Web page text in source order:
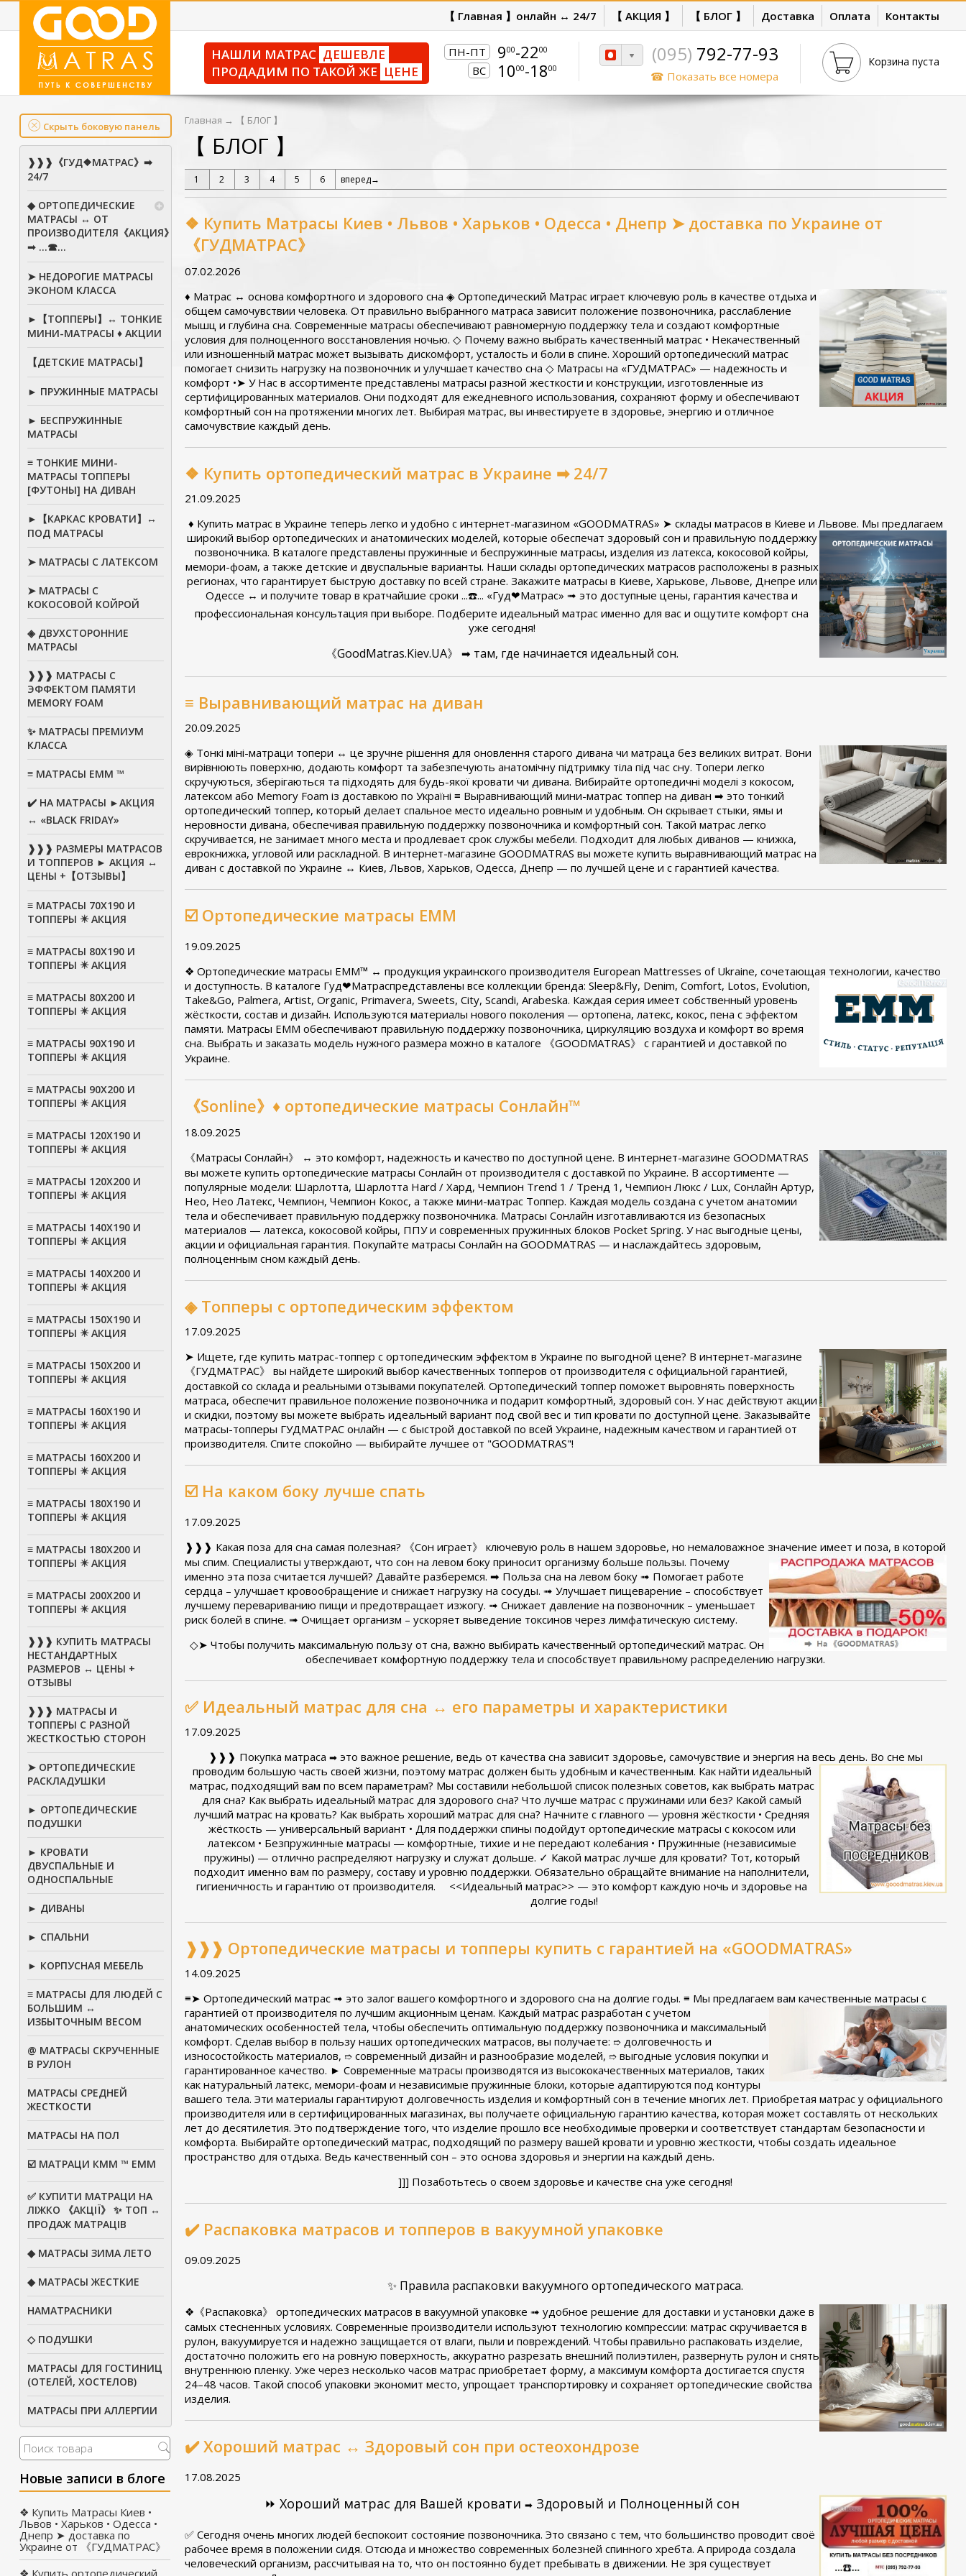
【 Главная 】онлайн ↔ 24/7 【 АКЦИЯ 】 【 БЛОГ 】 Доставка Оплата Контакты
Корзина пуста
(095) 792-77-93
☎ Показать все номера
ПН-ПТ 900-2200
ВС 1000-1800
НАШЛИ МАТРАС ДЕШЕВЛЕ
ПРОДАДИМ ПО ТАКОЙ ЖЕ ЦЕНЕ
Скрыть боковую панель
❱❱❱《ГУД❖МАТРАС》➡
24/7
◆ ОРТОПЕДИЧЕСКИЕ
МАТРАСЫ ↔ ОТ
ПРОИЗВОДИТЕЛЯ《АКЦИЯ》
➟ ...☎...
➤ НЕДОРОГИЕ МАТРАСЫ
ЭКОНОМ КЛАССА
►【ТОППЕРЫ】↔ ТОНКИЕ
МИНИ-МАТРАСЫ ♦ АКЦИИ
【ДЕТСКИЕ МАТРАСЫ】
► ПРУЖИННЫЕ МАТРАСЫ
► БЕСПРУЖИННЫЕ
МАТРАСЫ
≡ ТОНКИЕ МИНИ-
МАТРАСЫ ТОППЕРЫ
[ФУТОНЫ] НА ДИВАН
►【КАРКАС КРОВАТИ】↔
ПОД МАТРАСЫ
➤ МАТРАСЫ С ЛАТЕКСОМ
➤ МАТРАСЫ С
КОКОСОВОЙ КОЙРОЙ
◈ ДВУХСТОРОННИЕ
МАТРАСЫ
❱❱❱ МАТРАСЫ С
ЭФФЕКТОМ ПАМЯТИ
MEMORY FOAM
✨ МАТРАСЫ ПРЕМИУМ
КЛАССА
≡ МАТРАСЫ ЕММ ™
✔️ НА МАТРАСЫ ►АКЦИЯ
↔ «BLACK FRIDAY»
❱❱❱ РАЗМЕРЫ МАТРАСОВ
И ТОППЕРОВ ► АКЦИЯ ↔
ЦЕНЫ +【ОТЗЫВЫ】
≡ МАТРАСЫ 70Х190 И
ТОППЕРЫ ✴️ АКЦИЯ
≡ МАТРАСЫ 80X190 И
ТОППЕРЫ ✴️ АКЦИЯ
≡ МАТРАСЫ 80Х200 И
ТОППЕРЫ ✴️ АКЦИЯ
≡ МАТРАСЫ 90Х190 И
ТОППЕРЫ ✴️ АКЦИЯ
≡ МАТРАСЫ 90Х200 И
ТОППЕРЫ ✴️ АКЦИЯ
≡ МАТРАСЫ 120Х190 И
ТОППЕРЫ ✴️ АКЦИЯ
≡ МАТРАСЫ 120Х200 И
ТОППЕРЫ ✴️ АКЦИЯ
≡ МАТРАСЫ 140Х190 И
ТОППЕРЫ ✴️ АКЦИЯ
≡ МАТРАСЫ 140Х200 И
ТОППЕРЫ ✴️ АКЦИЯ
≡ МАТРАСЫ 150Х190 И
ТОППЕРЫ ✴️ АКЦИЯ
≡ МАТРАСЫ 150Х200 И
ТОППЕРЫ ✴️ АКЦИЯ
≡ МАТРАСЫ 160Х190 И
ТОППЕРЫ ✴️ АКЦИЯ
≡ МАТРАСЫ 160Х200 И
ТОППЕРЫ ✴️ АКЦИЯ
≡ МАТРАСЫ 180Х190 И
ТОППЕРЫ ✴️ АКЦИЯ
≡ МАТРАСЫ 180Х200 И
ТОППЕРЫ ✴️ АКЦИЯ
≡ МАТРАСЫ 200Х200 И
ТОППЕРЫ ✴️ АКЦИЯ
❱❱❱ КУПИТЬ МАТРАСЫ
НЕСТАНДАРТНЫХ
РАЗМЕРОВ ↔ ЦЕНЫ +
ОТЗЫВЫ
❱❱❱ МАТРАСЫ И
ТОППЕРЫ С РАЗНОЙ
ЖЕСТКОСТЬЮ СТОРОН
➤ ОРТОПЕДИЧЕСКИЕ
РАСКЛАДУШКИ
► ОРТОПЕДИЧЕСКИЕ
ПОДУШКИ
► КРОВАТИ
ДВУСПАЛЬНЫЕ И
ОДНОСПАЛЬНЫЕ
► ДИВАНЫ
► СПАЛЬНИ
► КОРПУСНАЯ МЕБЕЛЬ
≡ МАТРАСЫ ДЛЯ ЛЮДЕЙ С
БОЛЬШИМ ↔
ИЗБЫТОЧНЫМ ВЕСОМ
@ МАТРАСЫ СКРУЧЕННЫЕ
В РУЛОН
МАТРАСЫ СРЕДНЕЙ
ЖЕСТКОСТИ
МАТРАСЫ НА ПОЛ
☑️ МАТРАЦИ КММ ™ ЕММ
✅ КУПИТИ МАТРАЦИ НА
ЛІЖКО 《АКЦІЇ》 ✨ ТОП ↔
ПРОДАЖ МАТРАЦІВ
◆ МАТРАСЫ ЗИМА ЛЕТО
◆ МАТРАСЫ ЖЕСТКИЕ
НАМАТРАСНИКИ
◇ ПОДУШКИ
МАТРАСЫ ДЛЯ ГОСТИНИЦ
(ОТЕЛЕЙ, ХОСТЕЛОВ)
МАТРАСЫ ПРИ АЛЛЕРГИИ
Новые записи в блоге
❖ Купить Матрасы Киев •
Львов • Харьков • Одесса •
Днепр ➤ доставка по
Украине от 《ГУДМАТРАС》
❖ Купить ортопедический
Главная → 【 БЛОГ 】
【 БЛОГ 】
1 2 3 4 5 6 вперед→
❖ Купить Матрасы Киев • Львов • Харьков • Одесса • Днепр ➤ доставка по Украине от
《ГУДМАТРАС》
07.02.2026
♦ Матрас ↔ основа комфортного и здорового сна ◈ Ортопедический Матрас играет ключевую роль в качестве отдыха и
общем самочувствии человека. От правильно выбранного матраса зависит положение позвоночника, расслабление
мышц и глубина сна. Современные матрасы обеспечивают равномерную поддержку тела и создают комфортные
условия для полноценного восстановления ночью. ◇ Почему важно выбрать качественный матрас • Некачественный
или изношенный матрас может вызывать дискомфорт, усталость и боли в спине. Хороший ортопедический матрас
помогает снизить нагрузку на позвоночник и улучшает качество сна ◇ Матрасы на «ГУДМАТРАС» — надежность и
комфорт •➤ У Нас в ассортименте представлены матрасы разной жесткости и конструкции, изготовленные из
сертифицированных материалов. Они подходят для ежедневного использования, сохраняют форму и обеспечивают
комфортный сон на протяжении многих лет. Выбирая матрас, вы инвестируете в здоровье, энергию и отличное
самочувствие каждый день.
❖ Купить ортопедический матрас в Украине ➡ 24/7
21.09.2025
♦ Купить матрас в Украине теперь легко и удобно с интернет-магазином «GOODMATRAS» ➤ склады матрасов в Киеве и Львове. Мы предлагаем
широкий выбор ортопедических и анатомических моделей, которые обеспечат здоровый сон и правильную поддержку
позвоночника. В каталоге представлены пружинные и беспружинные матрасы, изделия из латекса, кокосовой койры,
мемори-фоам, а также детские и двуспальные варианты. Наши склады ортопедических матрасов расположены в разных
регионах, что гарантирует быструю доставку по всей стране. Закажите матрасы в Киеве, Харькове, Львове, Днепре или
Одессе ↔ и получите товар в кратчайшие сроки ...☎️... «Гуд❤Матрас» ➟ это доступные цены, гарантия качества и
профессиональная консультация при выборе. Подберите идеальный матрас именно для вас и ощутите комфорт сна
уже сегодня!
《GoodMatras.Kiev.UA》 ➡ там, где начинается идеальный сон.
≡ Выравнивающий матрас на диван
20.09.2025
◈ Тонкі міні-матраци топери ↔ це зручне рішення для оновлення старого дивана чи матраца без великих витрат. Вони
вирівнюють поверхню, додають комфорт та забезпечують анатомічну підтримку тіла під час сну. Топери легко
скручуються, зберігаються та підходять для будь-якої кровати чи дивана. Вибирайте ортопедичні моделі з кокосом,
латексом або Memory Foam із доставкою по Україні ≡ Выравнивающий мини-матрас топпер на диван ➡ это тонкий
ортопедический топпер, который делает спальное место идеально ровным и удобным. Он скрывает стыки, ямы и
неровности дивана, обеспечивая правильную поддержку позвоночника и комфортный сон. Такой матрас легко
скручивается, не занимает много места и продлевает срок службы мебели. Подходит для любых диванов — книжка,
еврокнижка, угловой или раскладной. В интернет-магазине GOODMATRAS вы можете купить выравнивающий матрас на
диван с доставкой по Украине ↔ Киев, Львов, Харьков, Одесса, Днепр — по лучшей цене и с гарантией качества.
☑️ Ортопедические матрасы ЕММ
19.09.2025
❖ Ортопедические матрасы ЕММ™ ↔ продукция украинского производителя European Mattresses of Ukraine, сочетающая технологии, качество
и доступность. В каталоге Гуд❤Матраспредставлены все коллекции бренда: Sleep&Fly, Denim, Comfort, Lotos, Evolution,
Take&Go, Palmera, Artist, Organic, Primavera, Sweets, City, Scandi, Arabeska. Каждая серия имеет собственный уровень
жёсткости, состав и дизайн. Используются материалы нового поколения — ортопена, латекс, кокос, пена с эффектом
памяти. Матрасы ЕММ обеспечивают правильную поддержку позвоночника, циркуляцию воздуха и комфорт во время
сна. Выбрать и заказать модель нужного размера можно в каталоге 《GOODMATRAS》 с гарантией и доставкой по
Украине.
《Sonline》♦ ортопедические матрасы Сонлайн™
18.09.2025
《Матрасы Сонлайн》 ↔ это комфорт, надежность и качество по доступной цене. В интернет-магазине GOODMATRAS
вы можете купить ортопедические матрасы Сонлайн от производителя с доставкой по Украине. В ассортименте —
популярные модели: Шарлотта, Шарлотта Hard / Хард, Чемпион Trend 1 / Тренд 1, Чемпион Люкс / Lux, Сонлайн Артур,
Нео, Нео Латекс, Чемпион, Чемпион Кокос, а также мини-матрас Топпер. Каждая модель создана с учетом анатомии
тела и обеспечивает правильную поддержку позвоночника. Матрасы Сонлайн изготавливаются из безопасных
материалов — латекса, кокосовой койры, ППУ и современных пружинных блоков Pocket Spring. У нас выгодные цены,
акции и официальная гарантия. Покупайте матрасы Сонлайн на GOODMATRAS — и наслаждайтесь здоровым,
полноценным сном каждый день.
◈ Топперы с ортопедическим эффектом
17.09.2025
➤ Ищете, где купить матрас-топпер с ортопедическим эффектом в Украине по выгодной цене? В интернет-магазине
《ГУДМАТРАС》 вы найдете широкий выбор качественных топперов от производителя с официальной гарантией,
доставкой со склада и реальными отзывами покупателей. Ортопедический топпер поможет выровнять поверхность
матраса, обеспечит правильное положение позвоночника и подарит комфортный, здоровый сон. У нас действуют акции
и скидки, поэтому вы можете выбрать идеальный вариант под свой вес и тип кровати по доступной цене. Заказывайте
матрасы-топперы ГУДМАТРАС онлайн — с быстрой доставкой по всей Украине, надежным качеством и гарантией от
производителя. Спите спокойно — выбирайте лучшее от "GOODMATRAS"!
☑️ На каком боку лучше спать
17.09.2025
❱❱❱ Какая поза для сна самая полезная? 《Сон играет》 ключевую роль в нашем здоровье, но немаловажное значение имеет и поза, в которой
мы спим. Специалисты утверждают, что сон на левом боку приносит организму больше пользы. Почему
именно эта поза считается лучшей? Давайте разберемся. ➡ Польза сна на левом боку ➟ Помогает работе
сердца – улучшает кровообращение и снижает нагрузку на сосуды. ➟ Улучшает пищеварение – способствует
лучшему перевариванию пищи и предотвращает изжогу. ➟ Снижает давление на позвоночник – уменьшает
риск болей в спине. ➟ Очищает организм – ускоряет выведение токсинов через лимфатическую систему.
◇➤ Чтобы получить максимальную пользу от сна, важно выбирать качественный ортопедический матрас. Он
обеспечивает комфортную поддержку тела и способствует правильному распределению нагрузки.
✅ Идеальный матрас для сна ↔ его параметры и характеристики
17.09.2025
❱❱❱ Покупка матраса ➡это важное решение, ведь от качества сна зависит здоровье, самочувствие и энергия на весь день. Во сне мы
проводим большую часть своей жизни, поэтому матрас должен быть удобным и качественным. Как найти идеальный
матрас, подходящий вам по всем параметрам? Мы составили небольшой список полезных советов, как выбрать матрас
для сна? Как выбрать идеальный матрас для здорового сна? Что лучше матрас с пружинами или без? Какой самый
лучший матрас на кровать? Как выбрать хороший матрас для сна? Начните с главного — уровня жёсткости • Средняя
жёсткость — универсальный вариант • Для поддержки спины подойдут ортопедические матрасы с кокосом или
латексом • Безпружинные матрасы — комфортные, тихие и не передают колебания • Пружинные (независимые
пружины) — отлично распределяют нагрузку и служат дольше. ✓ Какой матрас лучше для кровати? Тот, который
подходит именно вам по размеру, составу и уровню поддержки. Обязательно обращайте внимание на наполнители,
гигиеничность и гарантию от производителя. ⠀ <<Идеальный матрас>> — это комфорт каждую ночь и здоровье на
долгие годы!
❱❱❱ Ортопедические матрасы и топперы купить с гарантией на «GOODMATRAS»
14.09.2025
≡➤ Ортопедический матрас ➟ это залог вашего комфортного и здорового сна на долгие годы. ≡ Мы предлагаем вам качественные матрасы с
гарантией от производителя по лучшим акционным ценам. Каждый матрас разработан с учетом
анатомических особенностей тела, чтобы обеспечить оптимальную поддержку позвоночника и максимальный
комфорт. Сделав выбор в пользу наших ортопедических матрасов, вы получаете: ➱долговечность и
износостойкость материалов, ➱современный дизайн и разнообразие моделей, ➱выгодные условия покупки и
гарантированное качество. ► Современные матрасы производятся из высококачественных материалов, таких
как натуральный латекс, мемори-фоам и независимые пружинные блоки, которые адаптируются под контуры
вашего тела. Эти материалы гарантируют долговечность изделия и комфортный сон в течение многих лет. Приобретая матрас у официального
производителя или в сертифицированных магазинах, вы получаете официальную гарантию качества, которая может составлять от нескольких
лет до десятилетия. Это подтверждение того, что изделие прошло все необходимые проверки и соответствует стандартам безопасности и
комфорта. Выбирайте ортопедический матрас, подходящий по размеру вашей кровати и уровню жесткости, чтобы создать идеальное
пространство для отдыха. Ведь качественный сон – это основа здоровья и энергии на каждый день.
]]] Позаботьтесь о своем здоровье и качестве сна уже сегодня!
✔️ Распаковка матрасов и топперов в вакуумной упаковке
09.09.2025
✨ Правила распаковки вакуумного ортопедического матраса.
❖《Распаковка》 ортопедических матрасов в вакуумной упаковке ➟ удобное решение для доставки и установки даже в
самых стесненных условиях. Современные производители используют технологию компрессии: матрас скручивается в
рулон, вакуумируется и надежно защищается от влаги, пыли и повреждений. Чтобы правильно распаковать изделие,
достаточно положить его на ровную поверхность, аккуратно разрезать внешний полиэтилен, развернуть рулон и снять
внутреннюю пленку. Уже через несколько часов матрас приобретает форму, а максимум комфорта достигается спустя
24–48 часов. Такой способ упаковки экономит место, упрощает транспортировку и сохраняет ортопедические свойства
изделия.
✔️ Хороший матрас ↔ Здоровый сон при остеохондрозе
17.08.2025
⏩ Хороший матрас для Вашей кровати ➡Здоровый и Полноценный сон
✅Сегодня очень многих людей беспокоит состояние позвоночника. Это связано с тем, что большинство проводит своё
рабочее время в положении сидя. Отсюда и множество современных болезней спинного хребта. А природа создала
человеческий организм, рассчитывая на то, что он постоянно будет пребывать в движении. Не зря существует